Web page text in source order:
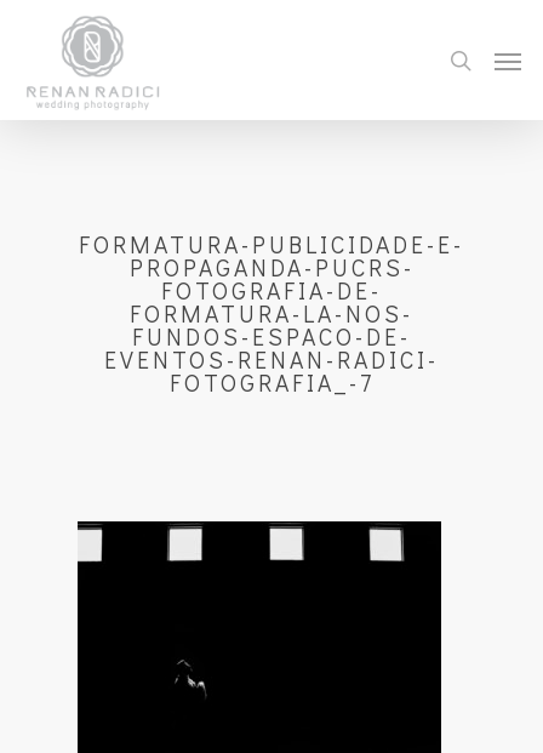
FORMATURA-PUBLICIDADE-E-
PROPAGANDA-PUCRS-
FOTOGRAFIA-DE-
FORMATURA-LA-NOS-
FUNDOS-ESPACO-DE-
EVENTOS-RENAN-RADICI-
FOTOGRAFIA_-7